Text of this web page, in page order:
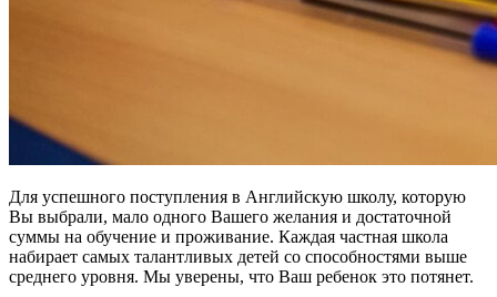
Для успешного поступления в Английскую школу, которую
Вы выбрали, мало одного Вашего желания и достаточной
суммы на обучение и проживание. Каждая частная школа
набирает самых талантливых детей со способностями выше
среднего уровня. Мы уверены, что Ваш ребенок это потянет.